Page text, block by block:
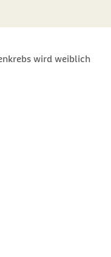
wird weiblich